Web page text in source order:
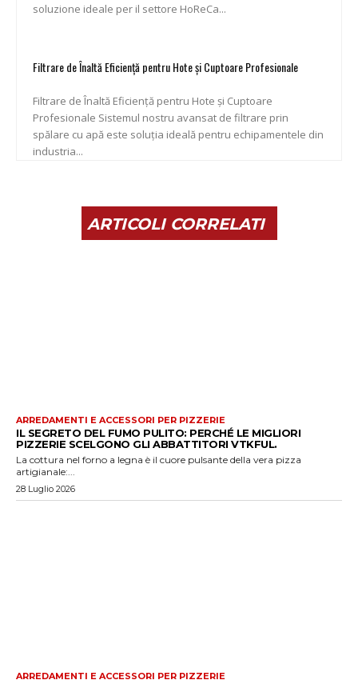
soluzione ideale per il settore HoReCa...
Filtrare de Înaltă Eficiență pentru Hote și Cuptoare Profesionale
Filtrare de Înaltă Eficiență pentru Hote și Cuptoare
Profesionale Sistemul nostru avansat de filtrare prin
spălare cu apă este soluția ideală pentru echipamentele din
industria...
ARTICOLI CORRELATI
ARREDAMENTI E ACCESSORI PER PIZZERIE
IL SEGRETO DEL FUMO PULITO: PERCHÉ LE MIGLIORI
PIZZERIE SCELGONO GLI ABBATTITORI VTKFUL.
La cottura nel forno a legna è il cuore pulsante della vera pizza
artigianale:...
28 Luglio 2026
ARREDAMENTI E ACCESSORI PER PIZZERIE